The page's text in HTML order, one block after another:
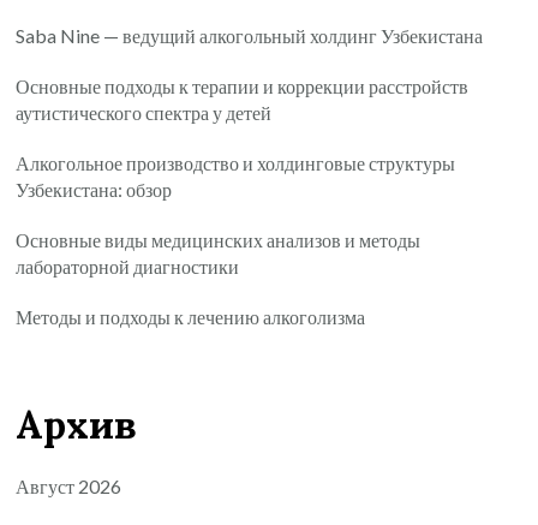
Saba Nine — ведущий алкогольный холдинг Узбекистана
Основные подходы к терапии и коррекции расстройств
аутистического спектра у детей
Алкогольное производство и холдинговые структуры
Узбекистана: обзор
Основные виды медицинских анализов и методы
лабораторной диагностики
Методы и подходы к лечению алкоголизма
Архив
Август 2026